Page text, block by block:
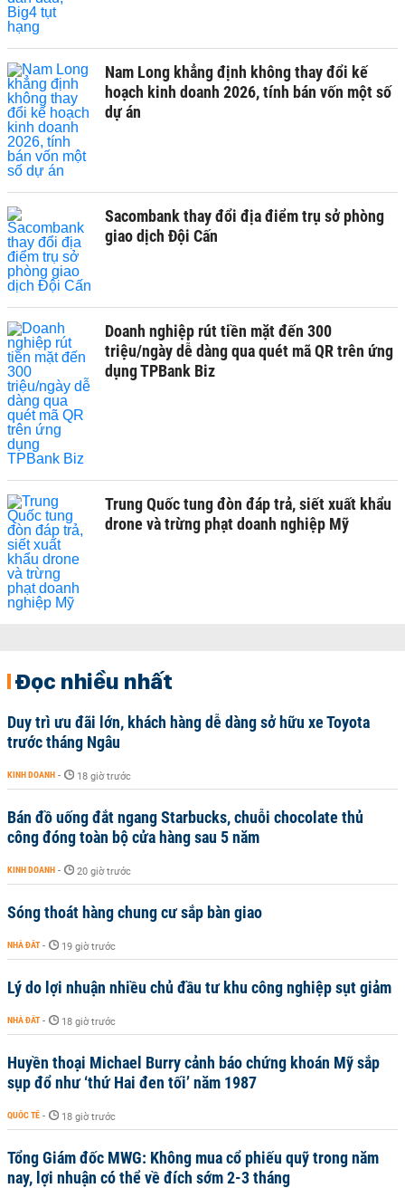
Nam Long khẳng định không thay đổi kế
hoạch kinh doanh 2026, tính bán vốn một số
dự án
Sacombank thay đổi địa điểm trụ sở phòng
giao dịch Đội Cấn
Doanh nghiệp rút tiền mặt đến 300
triệu/ngày dễ dàng qua quét mã QR trên ứng
dụng TPBank Biz
Trung Quốc tung đòn đáp trả, siết xuất khẩu
drone và trừng phạt doanh nghiệp Mỹ
Đọc nhiều nhất
Duy trì ưu đãi lớn, khách hàng dễ dàng sở hữu xe Toyota
trước tháng Ngâu
KINH DOANH - 18 giờ trước
Bán đồ uống đắt ngang Starbucks, chuỗi chocolate thủ
công đóng toàn bộ cửa hàng sau 5 năm
KINH DOANH - 20 giờ trước
Sóng thoát hàng chung cư sắp bàn giao
NHÀ ĐẤT - 19 giờ trước
Lý do lợi nhuận nhiều chủ đầu tư khu công nghiệp sụt giảm
NHÀ ĐẤT - 18 giờ trước
Huyền thoại Michael Burry cảnh báo chứng khoán Mỹ sắp
sụp đổ như ‘thứ Hai đen tối’ năm 1987
QUỐC TẾ - 18 giờ trước
Tổng Giám đốc MWG: Không mua cổ phiếu quỹ trong năm
nay, lợi nhuận có thể về đích sớm 2-3 tháng